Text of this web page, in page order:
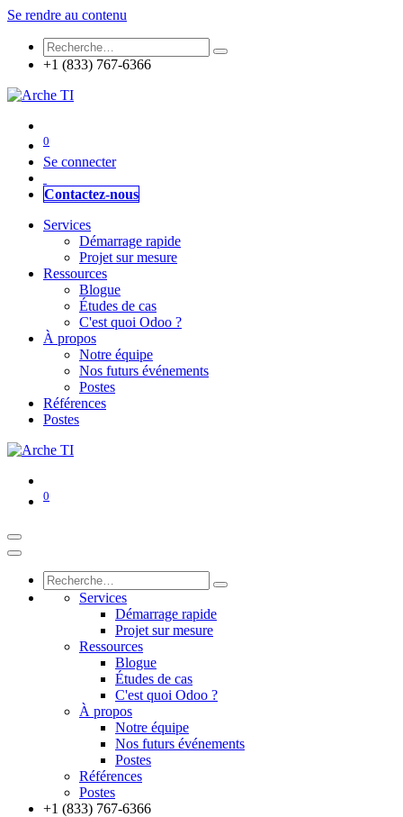
Se rendre au contenu
+1 (833) 767-6366
0
Se connecter
Contactez-nous
Services
Démarrage rapide
Projet sur mesure
Ressources
Blogue
Études de cas
C'est quoi Odoo ?
À propos
Notre équipe
Nos futurs événements
Postes
Références
Postes
0
Services
Démarrage rapide
Projet sur mesure
Ressources
Blogue
Études de cas
C'est quoi Odoo ?
À propos
Notre équipe
Nos futurs événements
Postes
Références
Postes
+1 (833) 767-6366